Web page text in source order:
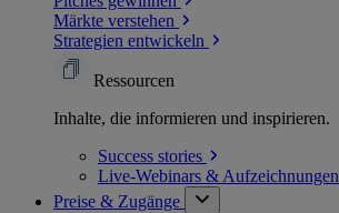
Märkte verstehen
Strategien entwickeln
Ressourcen
Inhalte, die informieren und inspirieren.
Success stories
Live-Webinars & Aufzeichnungen
Preise & Zugänge